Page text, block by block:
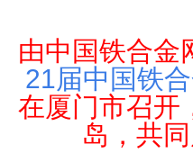
由中国铁合金
21届中国铁
在厦门市召开
岛，共